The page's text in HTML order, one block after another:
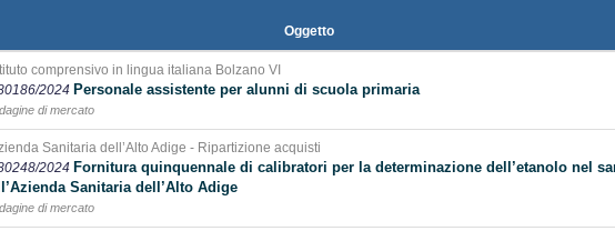
Oggetto
comprensivo in lingua italiana Bolzano VI
2024 Personale assistente per alunni di scuola primaria
di mercato
Sanitaria dell’Alto Adige - Ripartizione acquisti
2024 Fornitura quinquennale di calibratori per la determinazione dell’etanolo nel
Sanitaria dell’Alto Adige
di mercato